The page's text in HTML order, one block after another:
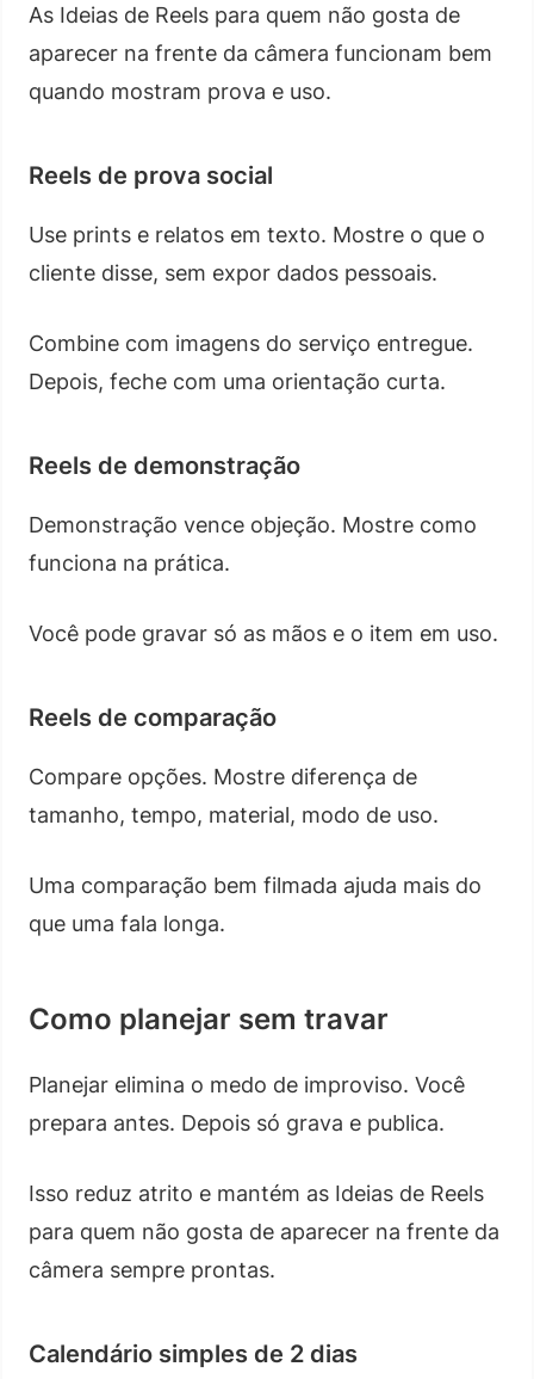
As Ideias de Reels para quem não gosta de
aparecer na frente da câmera funcionam bem
quando mostram prova e uso.
Reels de prova social
Use prints e relatos em texto. Mostre o que o
cliente disse, sem expor dados pessoais.
Combine com imagens do serviço entregue.
Depois, feche com uma orientação curta.
Reels de demonstração
Demonstração vence objeção. Mostre como
funciona na prática.
Você pode gravar só as mãos e o item em uso.
Reels de comparação
Compare opções. Mostre diferença de
tamanho, tempo, material, modo de uso.
Uma comparação bem filmada ajuda mais do
que uma fala longa.
Como planejar sem travar
Planejar elimina o medo de improviso. Você
prepara antes. Depois só grava e publica.
Isso reduz atrito e mantém as Ideias de Reels
para quem não gosta de aparecer na frente da
câmera sempre prontas.
Calendário simples de 2 dias